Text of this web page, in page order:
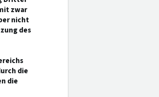
zwar
nicht
des
die
die